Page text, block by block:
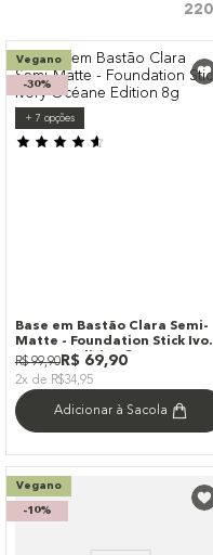
220
Vegano
-30%
+ 7 opções
Base em Bastão Clara Semi-
Matte - Foundation Stick
Océane Edition 8g
R$ 99,90R$ 69,90
2x de R$34,95
Adicionar à Sacola
Vegano
-10%